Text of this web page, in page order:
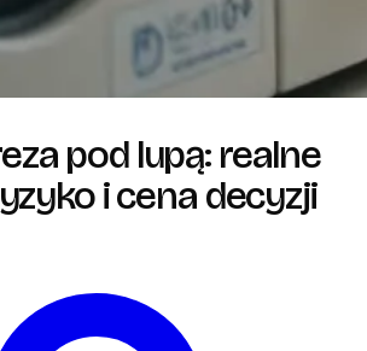
pod lupą: realne
i cena decyzji